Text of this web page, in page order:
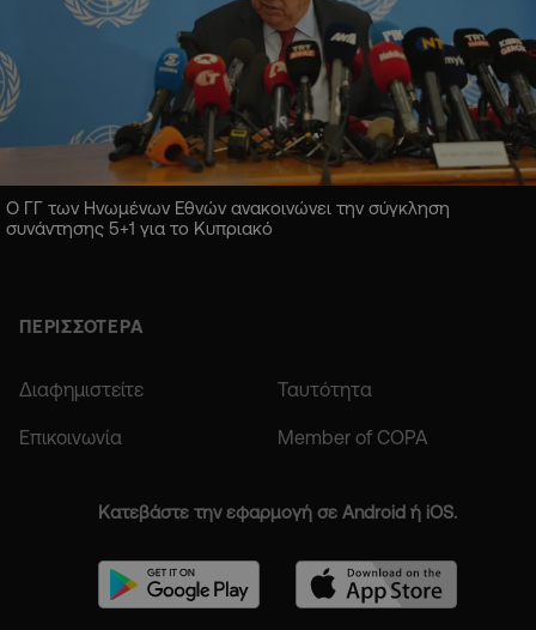
Ο ΓΓ των Ηνωμένων Εθνών ανακοινώνει την σύγκληση
συνάντησης 5+1 για το Κυπριακό
ΠΕΡΙΣΣΟΤΕΡΑ
Διαφημιστείτε Ταυτότητα
Επικοινωνία Member of COPA
Κατεβάστε την εφαρμογή σε Android ή iOS.